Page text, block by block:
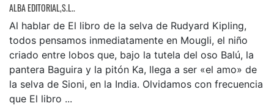
ALBA EDITORIAL,S.L..
Al hablar de El libro de la selva de Rudyard Kipling,
todos pensamos inmediatamente en Mougli, el niño
criado entre lobos que, bajo la tutela del oso Balú, la
pantera Baguira y la pitón Ka, llega a ser «el amo» de
la selva de Sioni, en la India. Olvidamos con frecuencia
que El libro ...